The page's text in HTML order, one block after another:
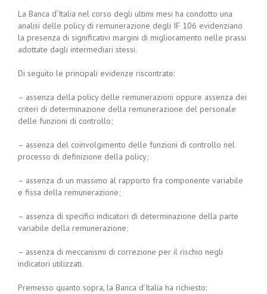
La Banca d’Italia nel corso degli ultimi mesi ha condotto una
analisi delle policy di remunerazione degli IF 106 evidenziano
la presenza di significativi margini di miglioramento nelle prassi
adottate dagli intermediari stessi.
Di seguito le principali evidenze riscontrate:
– assenza della policy delle remunerazioni oppure assenza dei
criteri di determinazione della remunerazione del personale
delle funzioni di controllo;
– assenza del coinvolgimento delle funzioni di controllo nel
processo di definizione della policy;
– assenza di un massimo al rapporto fra componente variabile
e fissa della remunerazione;
– assenza di specifici indicatori di determinazione della parte
variabile della remunerazione;
– assenza di meccanismi di correzione per il rischio negli
indicatori utilizzati.
Premesso quanto sopra, la Banca d’Italia ha richiesto: